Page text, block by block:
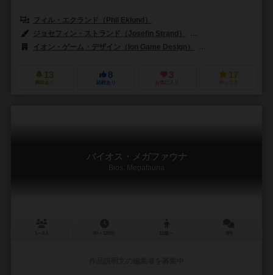
フィル・エクランド（Phil Eklund）
ジョセフィン・ストランド（Josefin Strand）
イオン・ゲーム・デザイン（Ion Game Design）
13
興味あり
8
経験あり
3
お気に入り
17
持ってる
バイオス・メガファウナ
Bios: Megafauna